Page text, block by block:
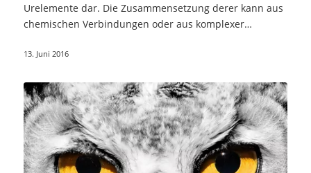
Urelemente dar. Die Zusammensetzung derer kann aus
chemischen Verbindungen oder aus komplexer…
13. Juni 2016